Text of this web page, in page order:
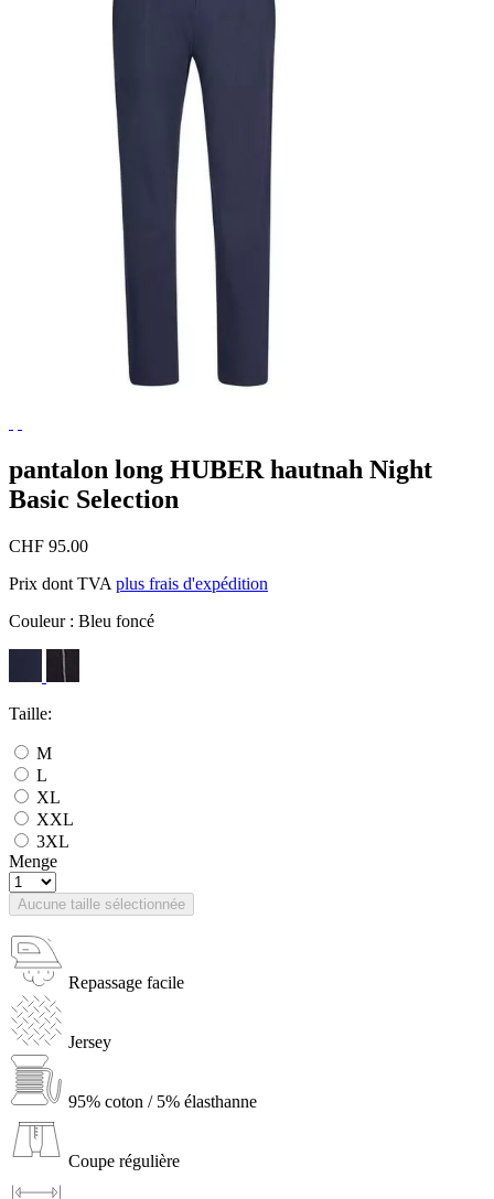
pantalon long HUBER hautnah Night
Basic Selection
CHF 95.00
Prix dont TVA plus frais d'expédition
Couleur : Bleu foncé
Taille:
M
L
XL
XXL
3XL
Menge
Aucune taille sélectionnée
Repassage facile
Jersey
95% coton / 5% élasthanne
Coupe régulière